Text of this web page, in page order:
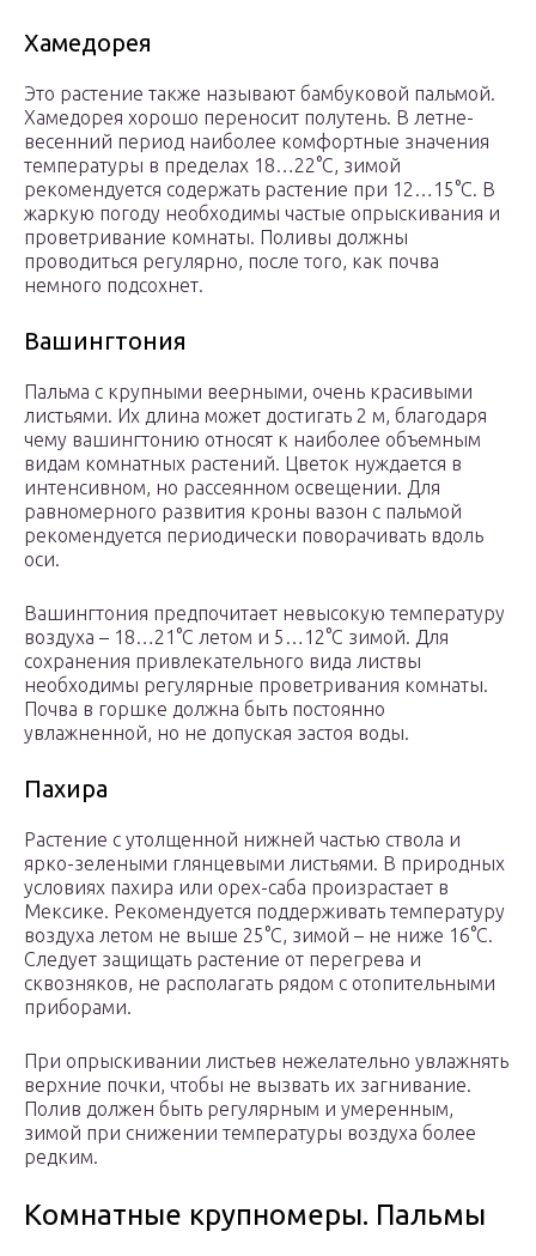
Хамедорея
Это растение также называют бамбуковой пальмой.
Хамедорея хорошо переносит полутень. В летне-
весенний период наиболее комфортные значения
температуры в пределах 18…22°С, зимой
рекомендуется содержать растение при 12…15°С. В
жаркую погоду необходимы частые опрыскивания и
проветривание комнаты. Поливы должны
проводиться регулярно, после того, как почва
немного подсохнет.
Вашингтония
Пальма с крупными веерными, очень красивыми
листьями. Их длина может достигать 2 м, благодаря
чему вашингтонию относят к наиболее объемным
видам комнатных растений. Цветок нуждается в
интенсивном, но рассеянном освещении. Для
равномерного развития кроны вазон с пальмой
рекомендуется периодически поворачивать вдоль
оси.
Вашингтония предпочитает невысокую температуру
воздуха – 18…21°С летом и 5…12°С зимой. Для
сохранения привлекательного вида листвы
необходимы регулярные проветривания комнаты.
Почва в горшке должна быть постоянно
увлажненной, но не допуская застоя воды.
Пахира
Растение с утолщенной нижней частью ствола и
ярко-зелеными глянцевыми листьями. В природных
условиях пахира или орех-саба произрастает в
Мексике. Рекомендуется поддерживать температуру
воздуха летом не выше 25°С, зимой – не ниже 16°С.
Следует защищать растение от перегрева и
сквозняков, не располагать рядом с отопительными
приборами.
При опрыскивании листьев нежелательно увлажнять
верхние почки, чтобы не вызвать их загнивание.
Полив должен быть регулярным и умеренным,
зимой при снижении температуры воздуха более
редким.
Комнатные крупномеры. Пальмы